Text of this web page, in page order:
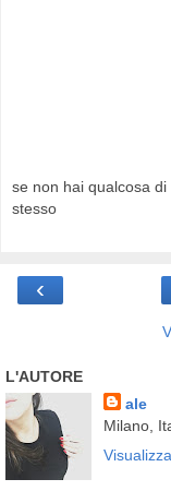
se non hai qualcosa
stesso
‹
L'AUTORE
ale
Milano,